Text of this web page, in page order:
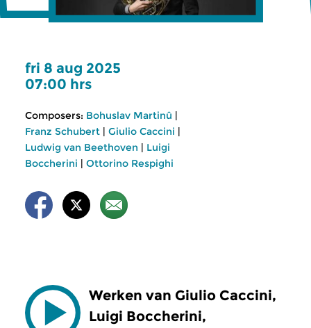
fri 8 aug 2025
07:00 hrs
Composers: Bohuslav Martinû |
Franz Schubert | Giulio Caccini |
Ludwig van Beethoven | Luigi
Boccherini | Ottorino Respighi
Werken van Giulio Caccini,
Luigi Boccherini,